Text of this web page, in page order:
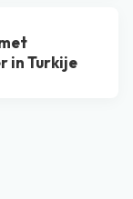
in Turkije